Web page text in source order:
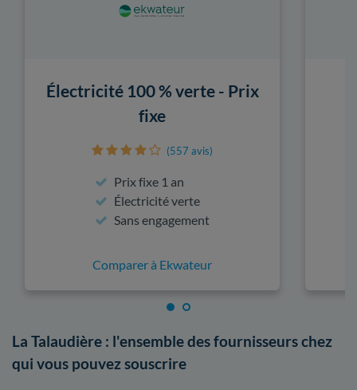
Électricité 100 % verte - Prix
fixe
(557 avis)
Prix fixe 1 an
Électricité verte
Sans engagement
Comparer à Ekwateur
La Talaudière : l'ensemble des fournisseurs chez
qui vous pouvez souscrire